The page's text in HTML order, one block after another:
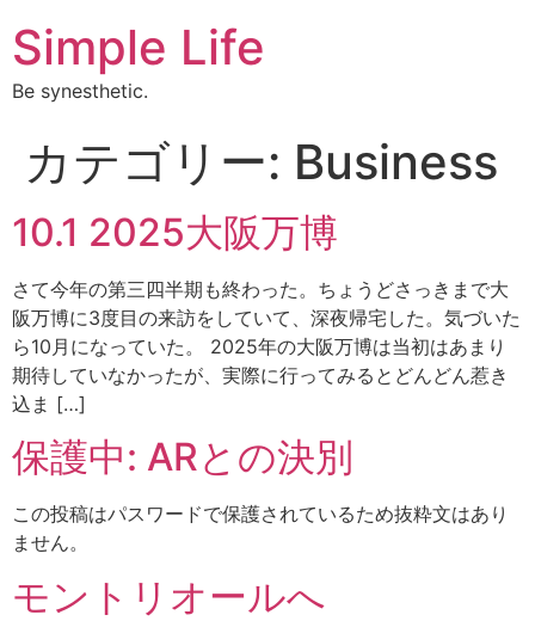
Simple Life
Be synesthetic.
カテゴリー: Business
10.1 2025大阪万博
さて今年の第三四半期も終わった。ちょうどさっきまで大
阪万博に3度目の来訪をしていて、深夜帰宅した。気づいた
ら10月になっていた。 2025年の大阪万博は当初はあまり
期待していなかったが、実際に行ってみるとどんどん惹き
込ま […]
保護中: ARとの決別
この投稿はパスワードで保護されているため抜粋文はあり
ません。
モントリオールへ